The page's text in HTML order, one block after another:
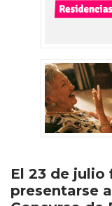
El 23 de julio
presentarse